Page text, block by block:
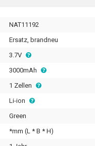
NAT11192
Ersatz, brandneu
3.7V
3000mAh
1 Zellen
Li-ion
Green
*mm (L * B * H)